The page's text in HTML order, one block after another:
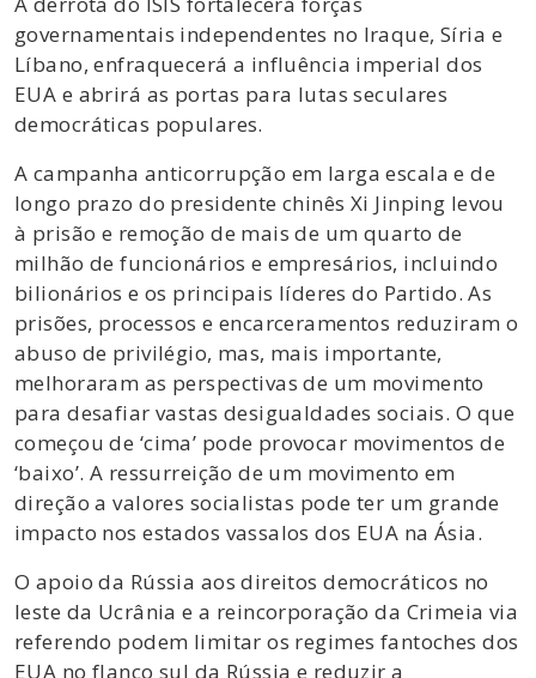
governamentais independentes no Iraque, Síria e
Líbano, enfraquecerá a influência imperial dos
EUA e abrirá as portas para lutas seculares
democráticas populares.
A campanha anticorrupção em larga escala e de
longo prazo do presidente chinês Xi Jinping levou
à prisão e remoção de mais de um quarto de
milhão de funcionários e empresários, incluindo
bilionários e os principais líderes do Partido. As
prisões, processos e encarceramentos reduziram o
abuso de privilégio, mas, mais importante,
melhoraram as perspectivas de um movimento
para desafiar vastas desigualdades sociais. O que
começou de ‘cima’ pode provocar movimentos de
‘baixo’. A ressurreição de um movimento em
direção a valores socialistas pode ter um grande
impacto nos estados vassalos dos EUA na Ásia.
O apoio da Rússia aos direitos democráticos no
leste da Ucrânia e a reincorporação da Crimeia via
referendo podem limitar os regimes fantoches dos
EUA no flanco sul da Rússia e reduzir a